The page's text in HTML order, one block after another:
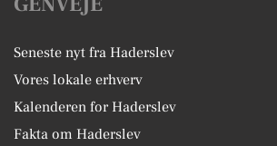
Seneste nyt fra Haderslev
Vores lokale erhverv
Kalenderen for Haderslev
Fakta om Haderslev